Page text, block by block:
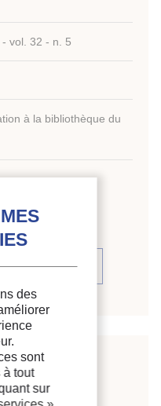
vol. 32 - n. 5
à la bibliothèque du
des
sont
à tout
sur